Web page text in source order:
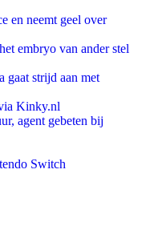
en neemt geel over
embryo van ander stel
gaat strijd aan met
Kinky.nl
agent gebeten bij
Switch